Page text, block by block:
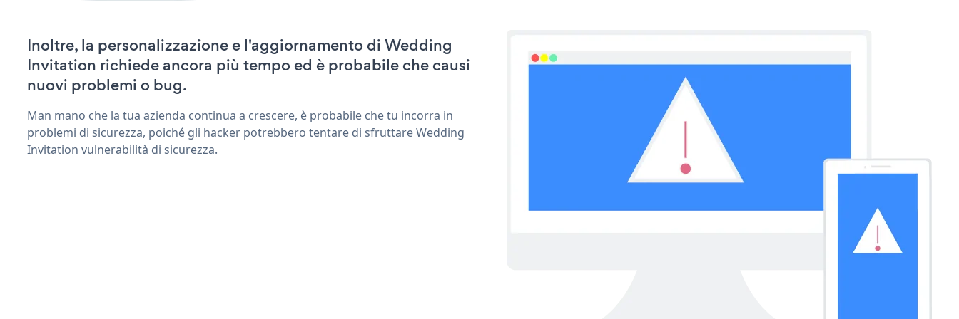
Inoltre, la personalizzazione e l'aggiornamento di Wedding
Invitation richiede ancora più tempo ed è probabile che causi
nuovi problemi o bug.
Man mano che la tua azienda continua a crescere, è probabile che tu incorra in
problemi di sicurezza, poiché gli hacker potrebbero tentare di sfruttare Wedding
Invitation vulnerabilità di sicurezza.